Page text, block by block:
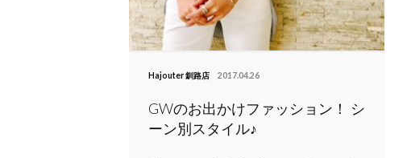
Hajouter 釧路店 2017.04.26
GWのお出かけファッション！ シ
ーン別スタイル♪